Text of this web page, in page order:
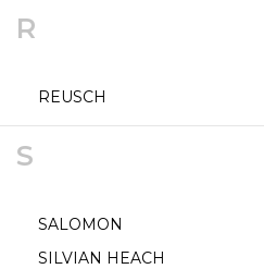
R
REUSCH
S
SALOMON
SILVIAN HEACH